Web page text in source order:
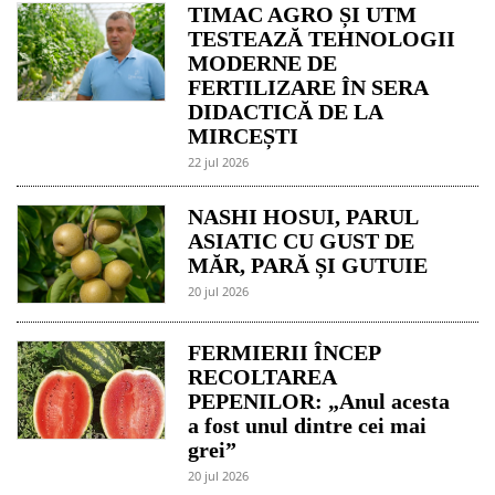
TIMAC AGRO ȘI UTM
TESTEAZĂ TEHNOLOGII
MODERNE DE
FERTILIZARE ÎN SERA
DIDACTICĂ DE LA
MIRCEȘTI
22 jul 2026
NASHI HOSUI, PARUL
ASIATIC CU GUST DE
MĂR, PARĂ ȘI GUTUIE
20 jul 2026
FERMIERII ÎNCEP
RECOLTAREA
PEPENILOR: „Anul acesta
a fost unul dintre cei mai
grei”
20 jul 2026